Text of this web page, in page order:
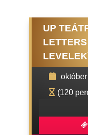
UP
október
(120